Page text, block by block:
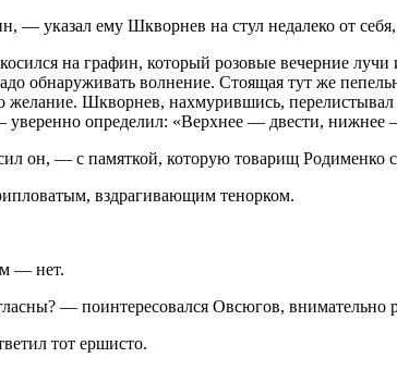
— указал ему Шкворнев на стул недалеко от
на графин, который розовые вечерние
обнаруживать волнение. Стоящая тут же
желание. Шкворнев, нахмурившись,
определил: «Верхнее — двести, нижнее —
он, — с памяткой, которую товарищ Родименко
вздрагивающим тенорком.
— нет.
— поинтересовался Овсюгов, внимательно
тот ершисто.